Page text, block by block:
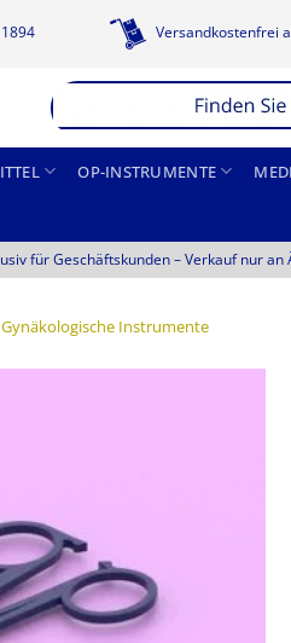
Versandkostenfrei
OP-INSTRUMENTE
für Geschäftskunden –Verkauf nur an
Gynäkologische Instrumente